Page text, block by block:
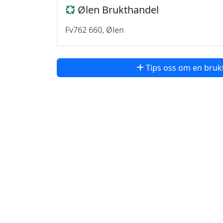
Ølen Brukthandel
Fv762 660, Ølen
Tips oss om en